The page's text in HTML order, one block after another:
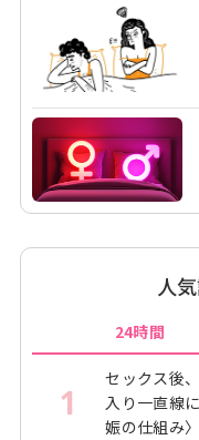
人
24時間
1
セックス後
入り一直線
娠の仕組み〉